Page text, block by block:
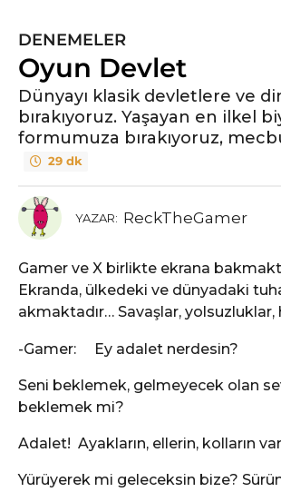
DENEMELER
Oyun Devlet
Dünyayı klasik devletlere ve
bırakıyoruz. Yaşayan en ilkel
formumuza bırakıyoruz,
29 dk
YAZAR: ReckTheGamer
Gamer ve X birlikte ekrana
Ekranda, ülkedeki ve dünyadaki
akmaktadır… Savaşlar, yolsuzluklar,
-Gamer: Ey adalet nerdesin?
Seni beklemek, gelmeyecek olan
beklemek mi?
Adalet! Ayakların, ellerin, kolların
Yürüyerek mi geleceksin bize?